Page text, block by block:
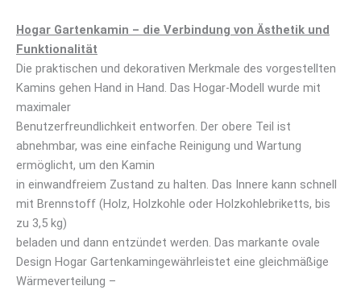
Hogar Gartenkamin – die Verbindung von Ästhetik und
Funktionalität
Die praktischen und dekorativen Merkmale des vorgestellten
Kamins gehen Hand in Hand. Das Hogar-Modell wurde mit
maximaler
Benutzerfreundlichkeit entworfen. Der obere Teil ist
abnehmbar, was eine einfache Reinigung und Wartung
ermöglicht, um den Kamin
in einwandfreiem Zustand zu halten. Das Innere kann schnell
mit Brennstoff (Holz, Holzkohle oder Holzkohlebriketts, bis
zu 3,5 kg)
beladen und dann entzündet werden. Das markante ovale
Design Hogar Gartenkamingewährleistet eine gleichmäßige
Wärmeverteilung –